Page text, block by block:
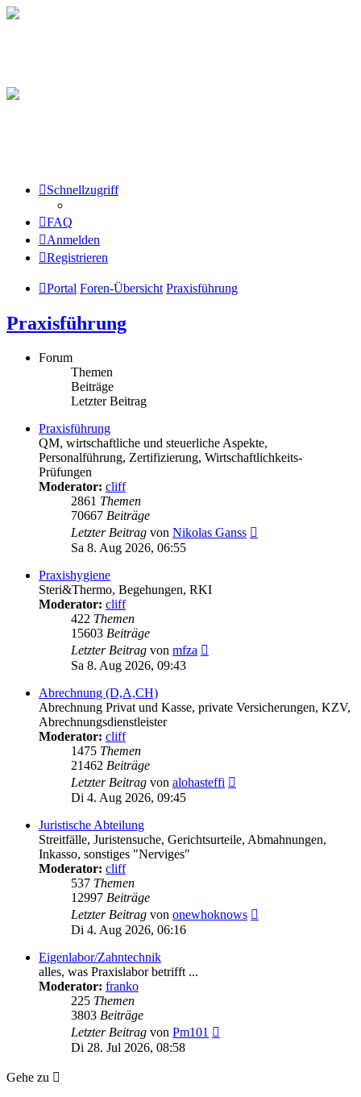
Schnellzugriff
FAQ
Anmelden
Registrieren
Portal Foren-Übersicht Praxisführung
Praxisführung
Forum
Themen
Beiträge
Letzter Beitrag
Praxisführung
QM, wirtschaftliche und steuerliche Aspekte,
Personalführung, Zertifizierung, Wirtschaftlichkeits-
Prüfungen
Moderator: cliff
2861 Themen
70667 Beiträge
Letzter Beitrag von Nikolas Ganss
Sa 8. Aug 2026, 06:55
Praxishygiene
Steri&Thermo, Begehungen, RKI
Moderator: cliff
422 Themen
15603 Beiträge
Letzter Beitrag von mfza
Sa 8. Aug 2026, 09:43
Abrechnung (D,A,CH)
Abrechnung Privat und Kasse, private Versicherungen, KZV,
Abrechnungsdienstleister
Moderator: cliff
1475 Themen
21462 Beiträge
Letzter Beitrag von alohasteffi
Di 4. Aug 2026, 09:45
Juristische Abteilung
Streitfälle, Juristensuche, Gerichtsurteile, Abmahnungen,
Inkasso, sonstiges "Nerviges"
Moderator: cliff
537 Themen
12997 Beiträge
Letzter Beitrag von onewhoknows
Di 4. Aug 2026, 06:16
Eigenlabor/Zahntechnik
alles, was Praxislabor betrifft ...
Moderator: franko
225 Themen
3803 Beiträge
Letzter Beitrag von Pm101
Di 28. Jul 2026, 08:58
Gehe zu